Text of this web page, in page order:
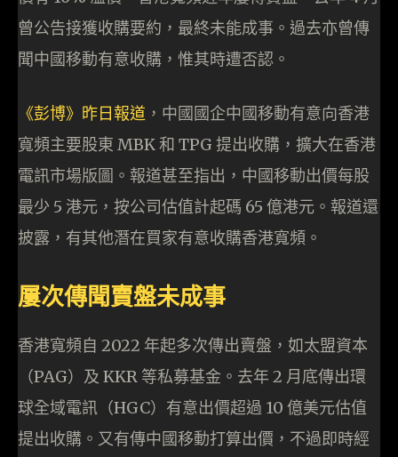
曾公告接獲收購要約，最終未能成事。過去亦曾傳
聞中國移動有意收購，惟其時遭否認。
《彭博》昨日報道 ，中國國企中國移動有意向香港
寬頻主要股東 MBK 和 TPG 提出收購，擴大在香港
電訊市場版圖。報道甚至指出，中國移動出價每股
最少 5 港元，按公司估值計起碼 65 億港元。報道還
披露，有其他潛在買家有意收購香港寬頻。
屢次傳聞賣盤未成事
香港寬頻自 2022 年起多次傳出賣盤，如太盟資本
（PAG）及 KKR 等私募基金。去年 2 月底傳出環
球全域電訊（HGC）有意出價超過 10 億美元估值
提出收購。又有傳中國移動打算出價，不過即時經